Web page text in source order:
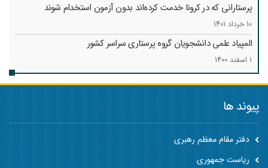
پرستارانی که در کرونا خدمت کرد‌ه‌اند بدون آزمون استخدام شوند
10 خرداد 1401
المپیاد علمی دانشجویان گروه پرستاری سراسر کشور
1 اسفند 1400
پیوند ها
دفتر مقام معظم رهبری
ریاست جمهوری